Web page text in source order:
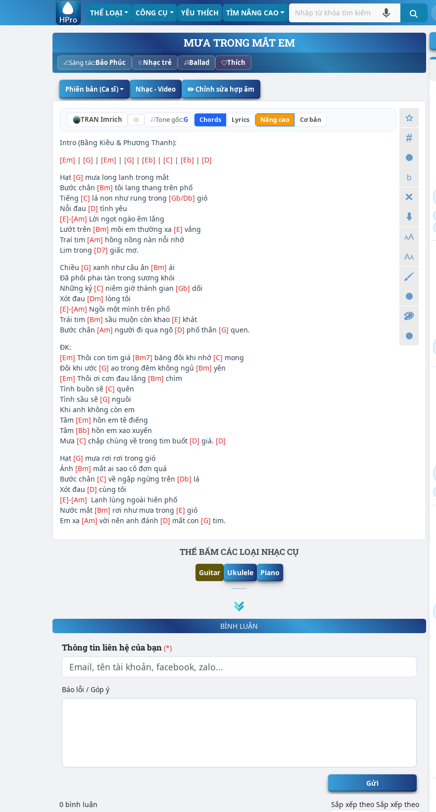
THỂ LOẠI CÔNG CỤ YÊU THÍCH TÌM NÂNG CAO
MƯA TRONG MẮT EM
Sáng tác:Bảo Phúc Nhạc trẻ Ballad Thích
Phiên bản (Ca sĩ) Nhạc - Video ✏️ Chỉnh sửa hợp âm
TRAN Imrich Tone gốc:G Chords Lyrics Nâng cao Cơ bản
Intro (Bằng Kiều & Phương Thanh):
[Em] | [G] | [Em] | [G] | [Eb] | [C] | [Eb] | [D]
Hạt [G] mưa long lanh trong mắt
Bước chân [Bm] tôi lang thang trên phố
Tiếng [C] lá non như rung trong [Gb/Db] gió
Nỗi đau [D] tình yêu
[E]-[Am] Lời ngọt ngào êm lắng
Lướt trên [Bm] môi em thường xa [E] vắng
Traí tim [Am] hồng nồng nàn nỗi nhớ
Lịm trong [D7] giấc mơ.
Chiều [G] xanh như câu ân [Bm] ái
Đã phôi phai tàn trong sương khói
Những kỷ [C] niệm giờ thành gian [Gb] dối
Xót đau [Dm] lòng tôi
[E]-[Am] Ngồi một mình trên phố
Trái tim [Bm] sầu muộn còn khao [E] khát
Bước chân [Am] người đi qua ngõ [D] phố thân [G] quen.
ĐK:
[Em] Thôi con tim giá [Bm7] băng đôi khi nhớ [C] mong
Đôi khi ước [G] ao trong đêm không ngủ [Bm] yên
[Em] Thôi ơi cơn đau lắng [Bm] chìm
Tình buồn sẽ [C] quên
Tình sầu sẽ [G] nguôi
Khi anh không còn em
Tâm [Em] hồn em tê điếng
Tâm [Bb] hồn em xao xuyến
Mưa [C] chập chùng về trong tim buốt [D] giá. [D]
Hạt [G] mưa rơi rơi trong gió
Ánh [Bm] mắt ai sao cô đơn quá
Bước chân [C] về ngập ngừng trên [Db] lá
Xót đau [D] cùng tôi
[E]-[Am] Lạnh lùng ngoài hiên phố
Nước mắt [Bm] rơi như mưa trong [E] gió
Em xa [Am] vời nên anh đánh [D] mất con [G] tim.
THẾ BẤM CÁC LOẠI NHẠC CỤ
Guitar Ukulele Piano
BÌNH LUẬN
Thông tin liên hệ của bạn (*)
Báo lỗi / Góp ý
Gửi
0 bình luận Sắp xếp theo Sắp xếp theo